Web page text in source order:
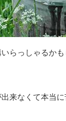
らっしゃるかも
来なくて本当に